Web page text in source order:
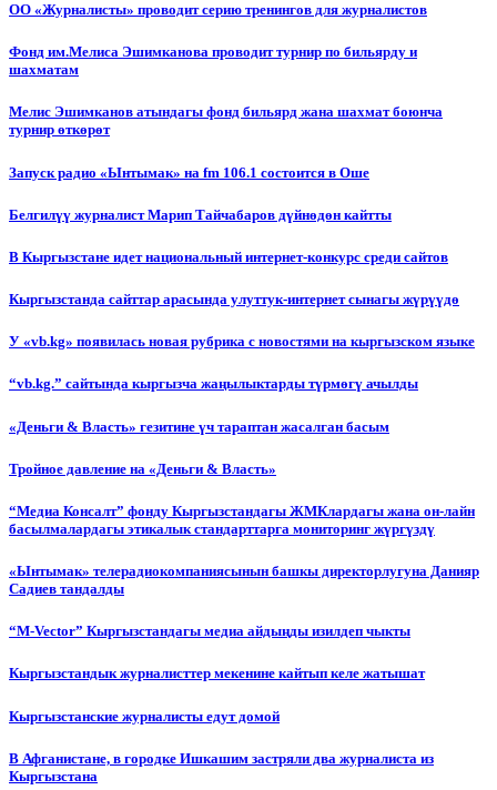
ОО «Журналисты» проводит серию тренингов для журналистов
Фонд им.Мелиса Эшимканова проводит турнир по бильярду и
шахматам
Мелис Эшимканов атындагы фонд бильярд жана шахмат боюнча
турнир өткөрөт
Запуск радио «Ынтымак» на fm 106.1 состоится в Оше
Белгилүү журналист Марип Тайчабаров дүйнөдөн кайтты
В Кыргызстане идет национальный интернет-конкурс среди сайтов
Кыргызстанда сайттар арасында улуттук-интернет сынагы жүрүүдө
У «vb.kg» появилась новая рубрика с новостями на кыргызском языке
“vb.kg.” сайтында кыргызча жаңылыктарды түрмөгү ачылды
«Деньги & Власть» гезитине үч тараптан жасалган басым
Тройное давление на «Деньги & Власть»
“Медиа Консалт” фонду Кыргызстандагы ЖМКлардагы жана он-лайн
басылмалардагы этикалык стандарттарга мониторинг жүргүздү
«Ынтымак» телерадиокомпаниясынын башкы директорлугуна Данияр
Садиев тандалды
“М-Vector” Кыргызстандагы медиа айдыңды изилдеп чыкты
Кыргызстандык журналисттер мекенине кайтып келе жатышат
Кыргызстанские журналисты едут домой
В Афганистане, в городке Ишкашим застряли два журналиста из
Кыргызстана